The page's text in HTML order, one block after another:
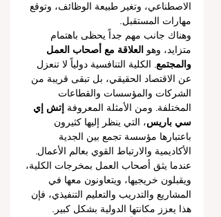
الاصطناعي، وتغير طبيعة الوظائف، وتوقع
مهارات المستقبل.
وهناك جانب مهم جداً يحظى باهتمام
متزايد، وهو العلاقة مع أصحاب العمل
والمجتمع . الكلية التنافسية دولياً لا تنعزل
عن الاقتصاد الحقيقي، بل تبقى قريبة من
الشركات والمؤسسات والقطاعات
المختلفة. ومن الأمثلة المعروفة إتش إي
سي باريس، التي ينظر إليها كثيرون
باعتبارها مؤسسة تجمع بين الجدية
الأكاديمية والارتباط القوي بعالم الأعمال.
عندما يثق أصحاب العمل بمخرجات الكلية،
ويقبلون خريجيها، ويتعاونون معها في
المشاريع والتدريب والتعليم التنفيذي، فإن
هذا يعزز مكانتها الدولية بشكل كبير.